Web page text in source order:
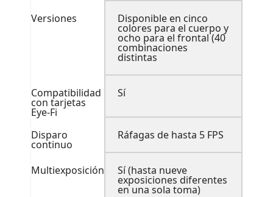
Versiones Disponible en cinco
colores para el cuerpo y
ocho para el frontal (40
combinaciones
distintas
Compatibilidad
con tarjetas
Eye-Fi
Sí
Disparo
continuo
Ráfagas de hasta 5 FPS
Multiexposición Sí (hasta nueve
exposiciones diferentes
en una sola toma)